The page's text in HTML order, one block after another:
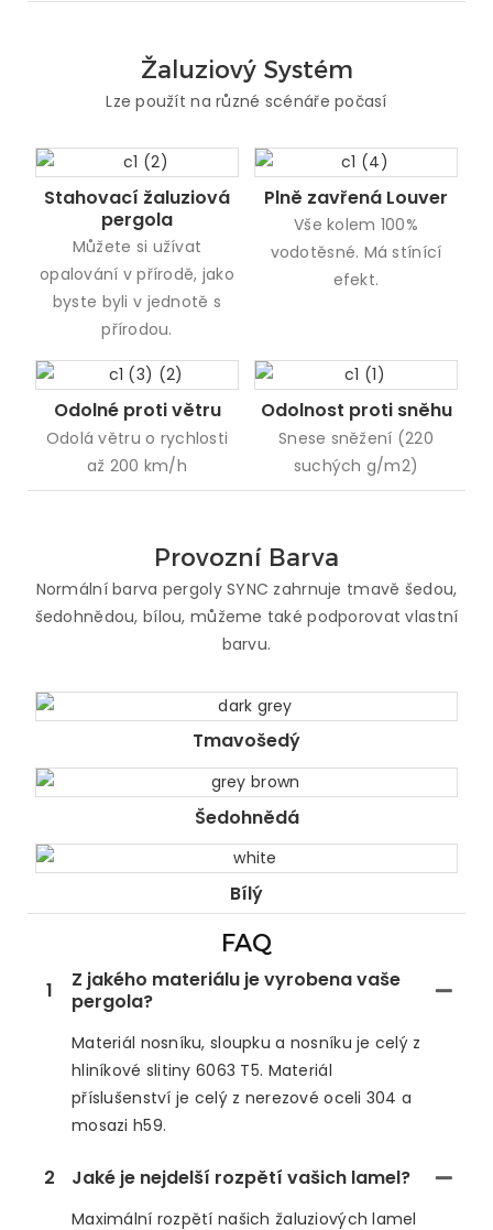
Žaluziový Systém
Lze použít na různé scénáře počasí
Stahovací žaluziová
pergola
Můžete si užívat
opalování v přírodě, jako
byste byli v jednotě s
přírodou.
Plně zavřená Louver
Vše kolem 100%
vodotěsné. Má stínící
efekt.
Odolné proti větru
Odolá větru o rychlosti
až 200 km/h
Odolnost proti sněhu
Snese sněžení (220
suchých g/m2)
Provozní Barva
Normální barva pergoly SYNC zahrnuje tmavě šedou,
šedohnědou, bílou, můžeme také podporovat vlastní
barvu.
Tmavošedý
Šedohnědá
Bílý
FAQ
1
Z jakého materiálu je vyrobena vaše
pergola?
Materiál nosníku, sloupku a nosníku je celý z
hliníkové slitiny 6063 T5. Materiál
příslušenství je celý z nerezové oceli 304 a
mosazi h59.
2 Jaké je nejdelší rozpětí vašich lamel?
Maximální rozpětí našich žaluziových lamel